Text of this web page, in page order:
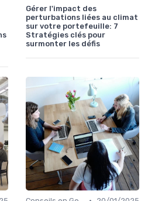
Gérer l'impact des
perturbations liées au climat
sur votre portefeuille: 7
Stratégies clés pour
surmonter les défis